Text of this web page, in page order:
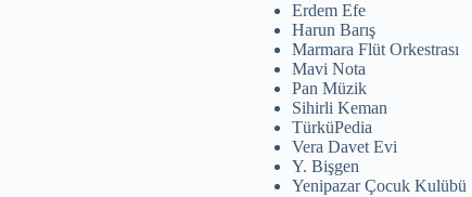
Erdem Efe
Harun Barış
Marmara Flüt Orkestrası
Mavi Nota
Pan Müzik
Sihirli Keman
TürküPedia
Vera Davet Evi
Y. Bişgen
Yenipazar Çocuk Kulübü